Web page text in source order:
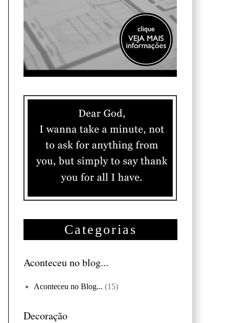
Categorias
Aconteceu no blog...
Aconteceu no Blog... (15)
Decoração